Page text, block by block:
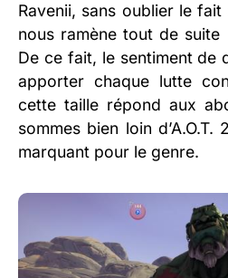
Ravenii, sans oublier le
nous ramène tout de suite
De ce fait, le sentiment de
apporter chaque lutte
cette taille répond aux
sommes bien loin
marquant pour le genre.